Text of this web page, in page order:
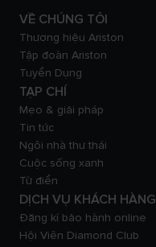
VỀ CHÚNG TÔI
Thương hiệu Ariston
Tập đoàn Ariston
Tuyển Dụng
TẠP CHÍ
Mẹo & giải pháp
Tin tức
Ngôi nhà thư thái
Cuộc sống xanh
Từ điển
DỊCH VỤ KHÁCH HÀNG
Đăng kí bảo hành online
Hội Viên Diamond Club